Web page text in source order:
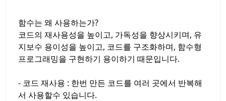
함수는 왜 사용하는가?
코드의 재사용성을 높이고, 가독성을 향상시키며, 유
지보수 용이성을 높이고, 코드를 구조화하며, 함수형
프로그래밍을 구현하기 용이하기 때문입니다.
- 코드 재사용 : 한번 만든 코드를 여러 곳에서 반복해
서 사용할수 있습니다.